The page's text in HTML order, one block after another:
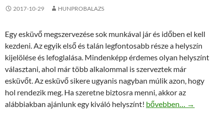
2017-10-29 HUNPROBALAZS
Egy esküvő megszervezése sok munkával jár és időben el kell
kezdeni. Az egyik első és talán legfontosabb része a helyszín
kijelölése és lefoglalása. Mindenképp érdemes olyan helyszínt
választani, ahol már több alkalommal is szerveztek már
esküvőt. Az esküvő sikere ugyanis nagyban múlik azon, hogy
hol rendezik meg. Ha szeretne biztosra menni, akkor az
alábbiakban ajánlunk egy kiváló helyszínt! Esküvői helyszín
bővebben… →